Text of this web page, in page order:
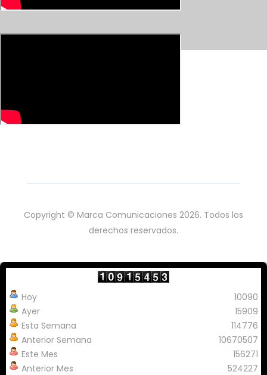
Copyright © Marca Comunicaciones 2026. Todos los
derechos reservados.
Hoy
Ayer
Esta Semana
Anterior Semana
Este Mes
Anterior Mes
10090
15909
114776
10670507
156271
524227